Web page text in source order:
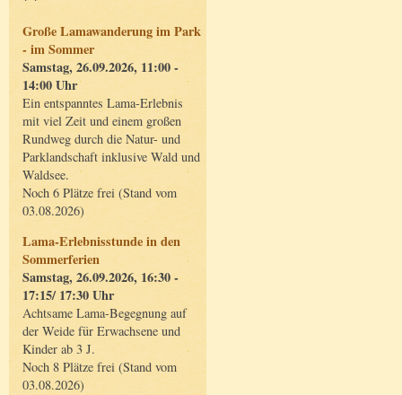
Große Lamawanderung im Park
- im Sommer
Samstag, 26.09.2026, 11:00 -
14:00 Uhr
Ein entspanntes Lama-Erlebnis
mit viel Zeit und einem großen
Rundweg durch die Natur- und
Parklandschaft inklusive Wald und
Waldsee.
Noch 6 Plätze frei (Stand vom
03.08.2026)
Lama-Erlebnisstunde in den
Sommerferien
Samstag, 26.09.2026, 16:30 -
17:15/ 17:30 Uhr
Achtsame Lama-Begegnung auf
der Weide für Erwachsene und
Kinder ab 3 J.
Noch 8 Plätze frei (Stand vom
03.08.2026)